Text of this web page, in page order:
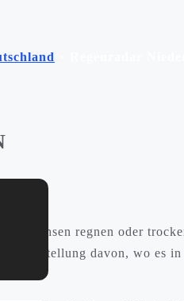
regnen oder
Vorstellung davon, wo es